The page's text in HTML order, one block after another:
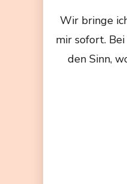
Wir bringe
mir sofort.
den Sinn,